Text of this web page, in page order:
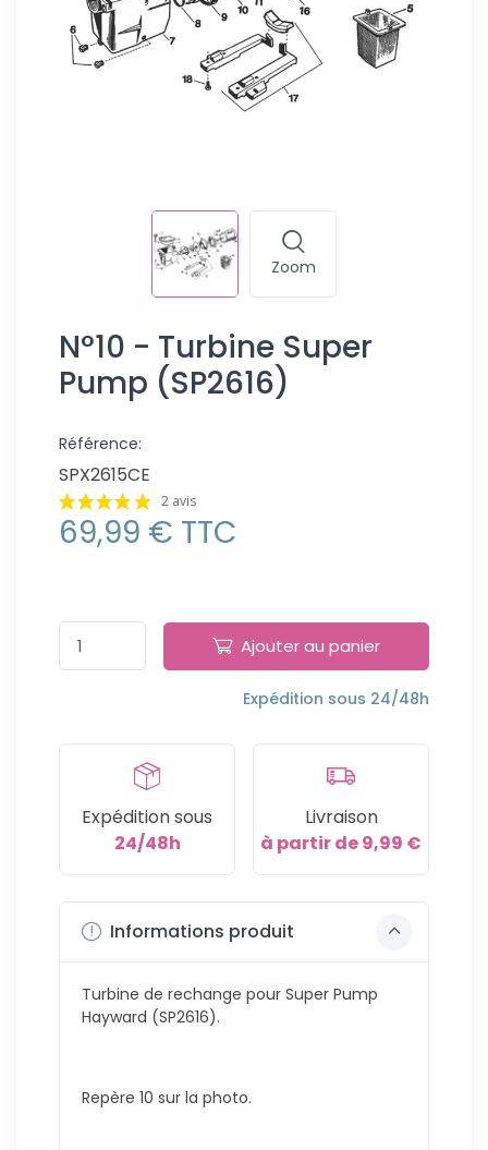
Zoom
N°10 - Turbine Super
Pump (SP2616)
Référence:
SPX2615CE
2 avis
69,99 € TTC
Ajouter au panier
Expédition sous 24/48h
Expédition sous
24/48h
Livraison
à partir de 9,99 €
Informations produit
Turbine de rechange pour Super Pump
Hayward (SP2616).
Repère 10 sur la photo.